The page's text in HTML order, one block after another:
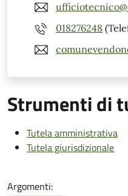
018276248
Strumenti di
Tutela amministrativa
Tutela giurisdizionale
Argomenti: